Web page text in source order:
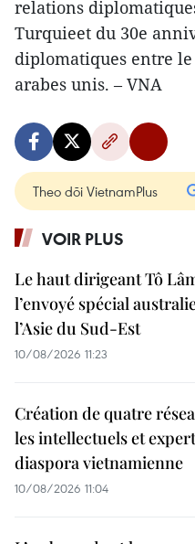
relations
Turquieet du 30e
diplomatiques entre
arabes unis. – VNA
Theo dõi VietnamPlus
VOIR PLUS
Le haut dirigeant Tô
l’envoyé spécial
l’Asie du Sud-Est
10/08/2026 11:23
Création de quatre
les intellectuels et
diaspora vietnamienne
10/08/2026 11:04